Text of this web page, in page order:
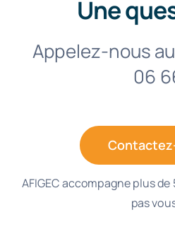
Une
Appelez-nous
06
AFIGEC accompagne plus
pas